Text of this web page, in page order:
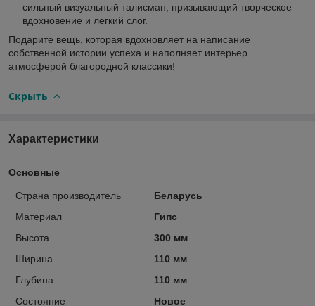
сильный визуальный талисман, призывающий творческое
вдохновение и легкий слог.
Подарите вещь, которая вдохновляет на написание
собственной истории успеха и наполняет интерьер
атмосферой благородной классики!
Скрыть
Характеристики
Основные
Страна производитель
Беларусь
Материал
Гипс
Высота
300 мм
Ширина
110 мм
Глубина
110 мм
Состояние
Новое